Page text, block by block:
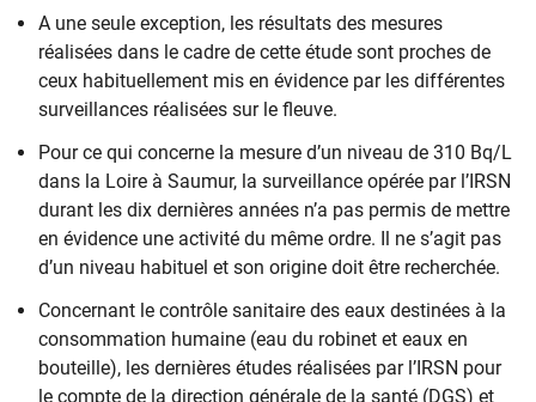
A une seule exception, les résultats des mesures
réalisées dans le cadre de cette étude sont proches de
ceux habituellement mis en évidence par les différentes
surveillances réalisées sur le fleuve.
Pour ce qui concerne la mesure d’un niveau de 310 Bq/L
dans la Loire à Saumur, la surveillance opérée par l’IRSN
durant les dix dernières années n’a pas permis de mettre
en évidence une activité du même ordre. Il ne s’agit pas
d’un niveau habituel et son origine doit être recherchée.
Concernant le contrôle sanitaire des eaux destinées à la
consommation humaine (eau du robinet et eaux en
bouteille), les dernières études réalisées par l’IRSN pour
le compte de la direction générale de la santé (DGS) et